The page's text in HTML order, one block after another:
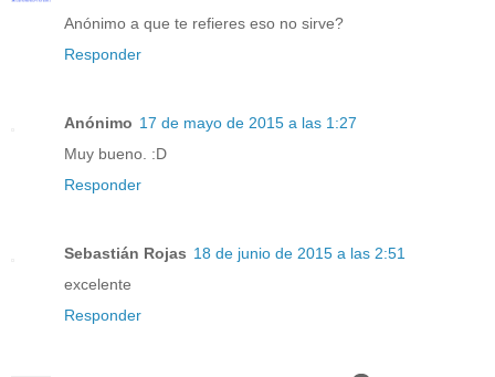
Anónimo a que te refieres eso no sirve?
Responder
Anónimo 17 de mayo de 2015 a las 1:27
Muy bueno. :D
Responder
Sebastián Rojas 18 de junio de 2015 a las 2:51
excelente
Responder